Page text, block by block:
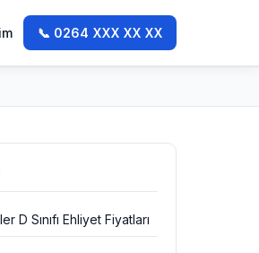
📞 0264 XXX XX XX
D Sınıfı Ehliyet Fiyatları